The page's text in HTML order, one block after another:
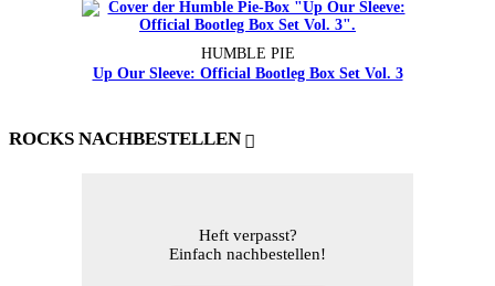
HUMBLE PIE
Up Our Sleeve: Official Bootleg Box Set Vol. 3
ROCKS NACHBESTELLEN
Heft verpasst?
Einfach nachbestellen!